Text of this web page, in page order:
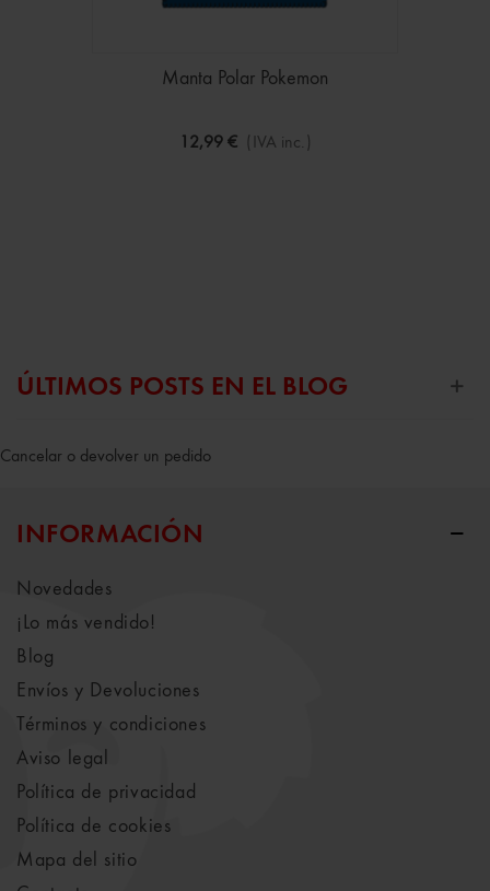
Manta Polar Pokemon
12,99 € (IVA inc.)
ÚLTIMOS POSTS EN EL BLOG
Cancelar o devolver un pedido
INFORMACIÓN
Novedades
¡Lo más vendido!
Blog
Envíos y Devoluciones
Términos y condiciones
Aviso legal
Política de privacidad
Política de cookies
Mapa del sitio